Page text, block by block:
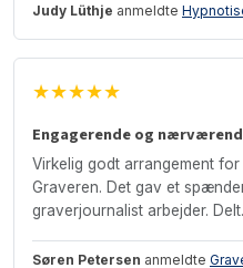
Judy Lüthje anmeldte
★★★★★
Engagerende og
Virkelig godt arrangement for
Graveren. Det gav et
graverjournalist arbejder.
Søren Petersen anmeldte